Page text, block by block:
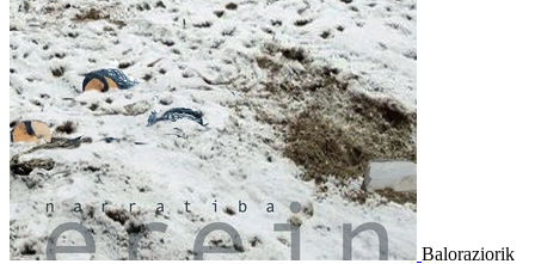
Baloraziorik